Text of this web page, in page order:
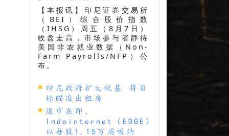
【本报讯】印尼证券交易所
（BEI）综合股价指数
（IHSG）周五（8月7日）
收盘走高，市场参与者静待
美国非农就业数据（Non-
Farm Payrolls/NFP）公
布。
印尼政府扩大税基 将目
标瞄准出租房
退市在即，
Indointernet（EDGE）
以每股1.15万盾吸纳